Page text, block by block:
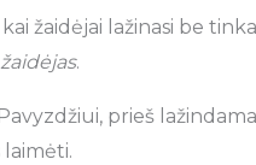
žaidėjai lažinasi be
.
prieš